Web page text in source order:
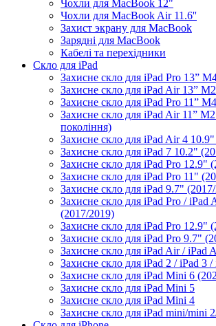
Чохли для MacBook 12"
Чохли для MacBook Air 11.6''
Захист экрану для MacBook
Зарядні для MacBook
Кабелі та перехідники
Скло для iPad
Захисне скло для iPad Pro 13”
Захисне скло для iPad Air 13”
Захисне скло для iPad Pro 11”
Захисне скло для iPad Air 11”
покоління)
Захисне скло для iPad Air 4
Захисне скло для iPad 7 10.2"
Захисне скло для iPad Pro 12.9"
Захисне скло для iPad Pro 11"
Захисне скло для iPad 9.7"
Захисне скло для iPad Pro / iPad
(2017/2019)
Захисне скло для iPad Pro 12.9"
Захисне скло для iPad Pro 9.7"
Захисне скло для iPad Air / iPad
Захисне скло для iPad 2 / iPad 3 /
Захисне скло для iPad Mini 6
Захисне скло для iPad Mini 5
Захисне скло для iPad Mini 4
Захисне скло для iPad mini/mini